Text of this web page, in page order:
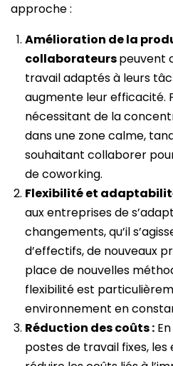
approche :
Amélioration de la
collaborateurspeuvent
travail adaptés à leurs
augmente leur efficacité.
nécessitant de la
dans une zone calme,
souhaitant collaborer
de coworking.
Flexibilité et
aux entreprises de
changements, qu’il
d’effectifs, de nouveaux
place de nouvelles
flexibilité est
environnement en
Réduction des coûts :
postes de travail fixes,